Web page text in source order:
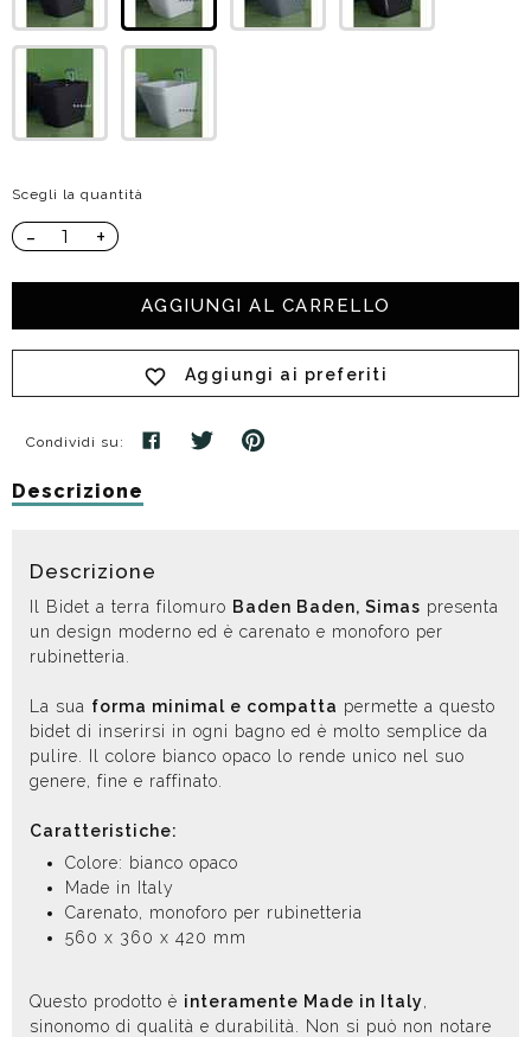
Scegli la quantità
- +
AGGIUNGI AL CARRELLO
Aggiungi ai preferiti
Condividi su:
Descrizione
Descrizione
Il Bidet a terra filomuro Baden Baden, Simas presenta
un design moderno ed è carenato e monoforo per
rubinetteria.
La sua forma minimal e compatta permette a questo
bidet di inserirsi in ogni bagno ed è molto semplice da
pulire. Il colore bianco opaco lo rende unico nel suo
genere, fine e raffinato.
Caratteristiche:
Colore: bianco opaco
Made in Italy
Carenato, monoforo per rubinetteria
560 x 360 x 420 mm
Questo prodotto è interamente Made in Italy,
sinonomo di qualità e durabilità. Non si può non notare